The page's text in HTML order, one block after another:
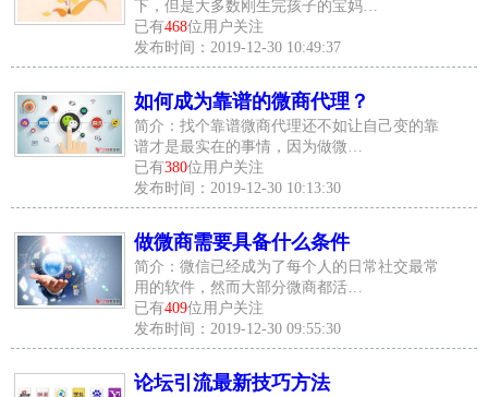
下，但是大多数刚生完孩子的宝妈…
已有468位用户关注
发布时间：2019-12-30 10:49:37
如何成为靠谱的微商代理？
简介：找个靠谱微商代理还不如让自己变的靠
谱才是最实在的事情，因为做微…
已有380位用户关注
发布时间：2019-12-30 10:13:30
做微商需要具备什么条件
简介：微信已经成为了每个人的日常社交最常
用的软件，然而大部分微商都活…
已有409位用户关注
发布时间：2019-12-30 09:55:30
论坛引流最新技巧方法